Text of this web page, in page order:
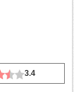
3.4